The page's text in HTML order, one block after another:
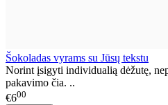
Šokoladas vyrams su Jūsų tekstu
Norint įsigyti individualią dėžutę,
pakavimo čia. ..
€600